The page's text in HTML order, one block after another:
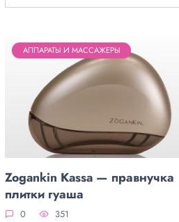
АППАРАТЫ И МАССАЖЕРЫ
Zogankin Kassa — правнучка
плитки гуаша
0 351